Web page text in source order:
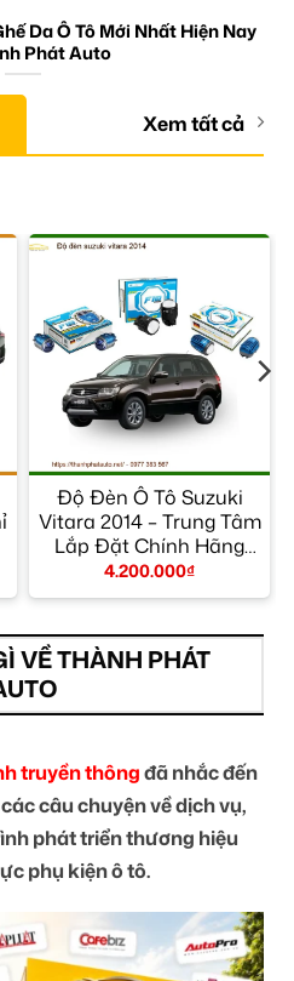
Da Ô Tô Mới Nhất Hiện Nay
Phát Auto
Xem tất cả
Độ Đèn Ô Tô Suzuki
Vitara 2014 – Trung Tâm
Lắp Đặt Chính Hãng
TPHCM
4.200.000₫
VỀ THÀNH PHÁT
truyền thôngđã nhắc đến
câu chuyện về dịch vụ,
phát triển thương hiệu
phụ kiện ô tô.